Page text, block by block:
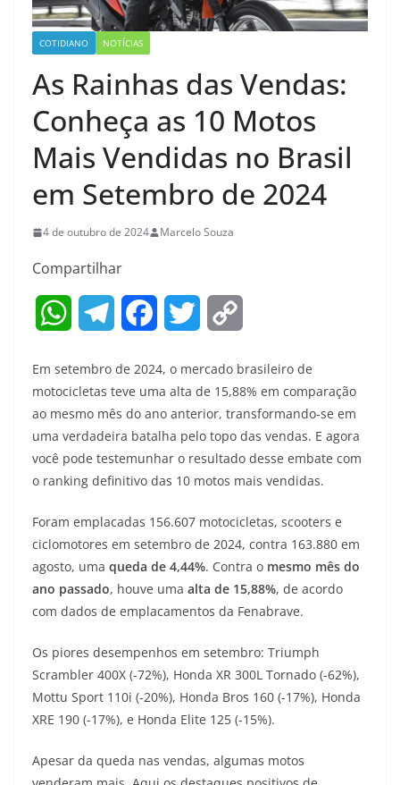
COTIDIANO NOTÍCIAS
As Rainhas das Vendas:
Conheça as 10 Motos
Mais Vendidas no Brasil
em Setembro de 2024
4 de outubro de 2024 Marcelo Souza
Compartilhar
W
a
t
s
A
p
p
l
e
g
r
a
m
c
e
b
o
o
k
i
t
t
e
r
p
y
L
i
n
k
Em setembro de 2024, o mercado brasileiro de
motocicletas teve uma alta de 15,88% em comparação
ao mesmo mês do ano anterior, transformando-se em
uma verdadeira batalha pelo topo das vendas. E agora
você pode testemunhar o resultado desse embate com
o ranking definitivo das 10 motos mais vendidas.
Foram emplacadas 156.607 motocicletas, scooters e
ciclomotores em setembro de 2024, contra 163.880 em
agosto, uma queda de 4,44%. Contra o mesmo mês do
ano passado, houve uma alta de 15,88%, de acordo
com dados de emplacamentos da Fenabrave.
Os piores desempenhos em setembro: Triumph
Scrambler 400X (-72%), Honda XR 300L Tornado (-62%),
Mottu Sport 110i (-20%), Honda Bros 160 (-17%), Honda
XRE 190 (-17%), e Honda Elite 125 (-15%).
Apesar da queda nas vendas, algumas motos